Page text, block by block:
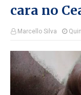
cara no
Marcello Silva